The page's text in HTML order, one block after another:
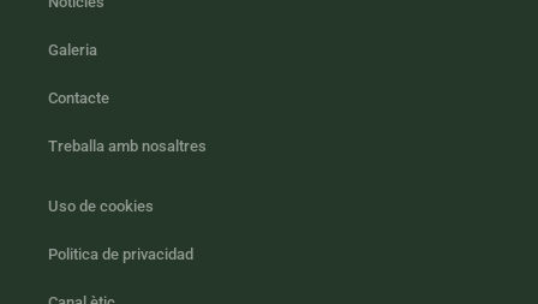
Galeria
Contacte
Treballa amb nosaltres
Uso de cookies
Politica de privacidad